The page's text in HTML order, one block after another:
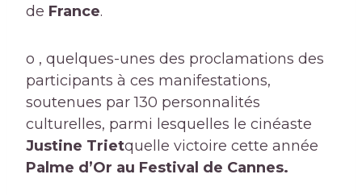
de France.
o , quelques-unes des proclamations des
participants à ces manifestations,
soutenues par 130 personnalités
culturelles, parmi lesquelles le cinéaste
Justine Trietquelle victoire cette année
Palme d’Or au Festival de Cannes.